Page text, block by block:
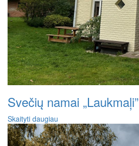
Svečių namai „Laukmaļi”
Skaityti daugiau